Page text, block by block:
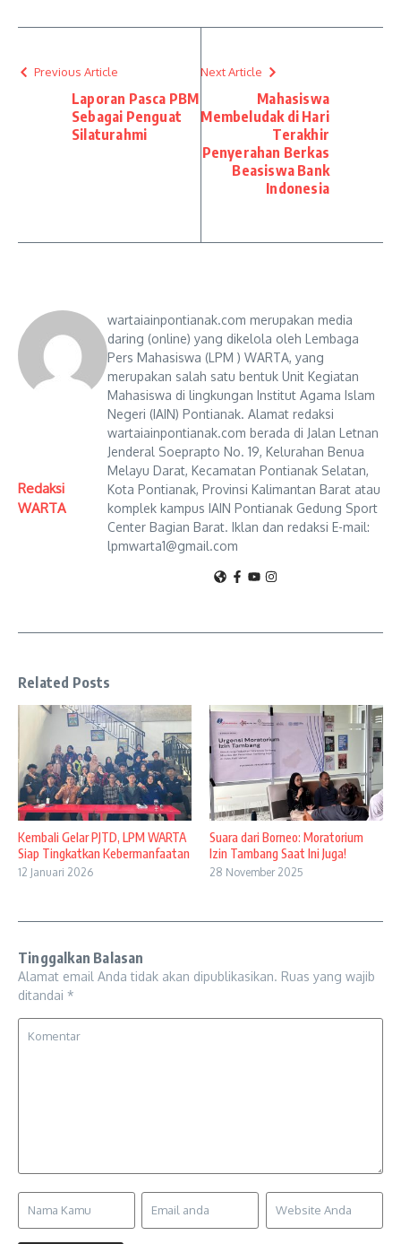
Previous Article
Laporan Pasca PBM
Sebagai Penguat
Silaturahmi
Next Article
Mahasiswa
Membeludak di Hari
Terakhir
Penyerahan Berkas
Beasiswa Bank
Indonesia
Redaksi
WARTA
wartaiainpontianak.com merupakan media
daring (online) yang dikelola oleh Lembaga
Pers Mahasiswa (LPM ) WARTA, yang
merupakan salah satu bentuk Unit Kegiatan
Mahasiswa di lingkungan Institut Agama Islam
Negeri (IAIN) Pontianak. Alamat redaksi
wartaiainpontianak.com berada di Jalan Letnan
Jenderal Soeprapto No. 19, Kelurahan Benua
Melayu Darat, Kecamatan Pontianak Selatan,
Kota Pontianak, Provinsi Kalimantan Barat atau
komplek kampus IAIN Pontianak Gedung Sport
Center Bagian Barat. Iklan dan redaksi E-mail:
lpmwarta1@gmail.com
Related Posts
Kembali Gelar PJTD, LPM WARTA
Siap Tingkatkan Kebermanfaatan
12 Januari 2026
Suara dari Borneo: Moratorium
Izin Tambang Saat Ini Juga!
28 November 2025
Tinggalkan Balasan
Alamat email Anda tidak akan dipublikasikan. Ruas yang wajib
ditandai *